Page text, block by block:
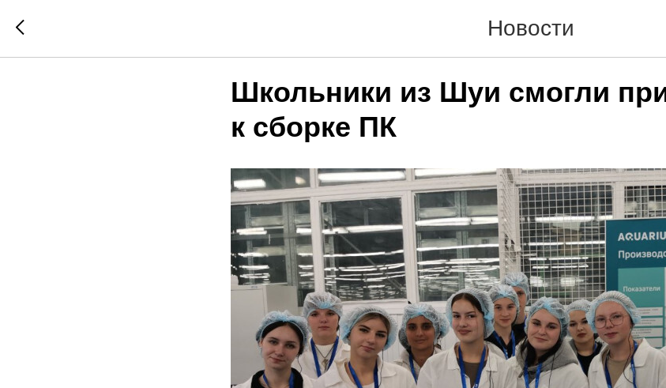
Новости
Школьники из Шуи смогли
к сборке ПК